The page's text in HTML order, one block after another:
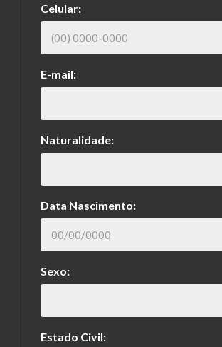
Celular:
E-mail:
Naturalidade:
Data Nascimento:
Sexo:
Estado Civil: